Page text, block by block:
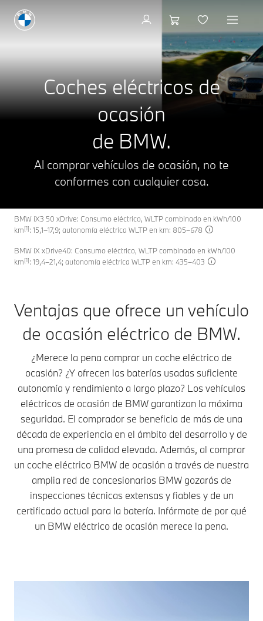
Coches eléctricos de
ocasión
de BMW.
Al comprar vehículos de ocasión, no te
conformes con cualquier cosa.
BMW iX3 50 xDrive: Consumo eléctrico, WLTP combinado en kWh/100
km[1]: 15,1–17,9; autonomía eléctrica WLTP en km: 805–678
BMW iX xDrive40: Consumo eléctrico, WLTP combinado en kWh/100
km[1]: 19,4–21,4; autonomía eléctrica WLTP en km: 435–403
Coches eléctricos de
Ventajas que ofrece un vehículo
de ocasión eléctrico de BMW.
¿Merece la pena comprar un coche eléctrico de
ocasión? ¿Y ofrecen las baterías usadas suficiente
autonomía y rendimiento a largo plazo? Los vehículos
eléctricos de ocasión de BMW garantizan la máxima
seguridad. El comprador se beneficia de más de una
década de experiencia en el ámbito del desarrollo y de
una promesa de calidad elevada. Además, al comprar
un coche eléctrico BMW de ocasión a través de nuestra
amplia red de concesionarios BMW gozarás de
inspecciones técnicas extensas y fiables y de un
certificado actual para la batería. Infórmate de por qué
un BMW eléctrico de ocasión merece la pena.